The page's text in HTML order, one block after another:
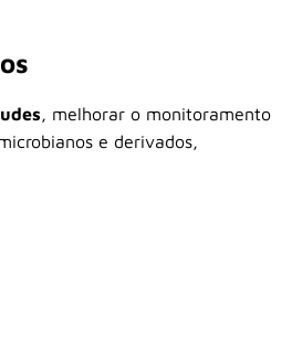
, melhorar o monitoramento
e derivados,